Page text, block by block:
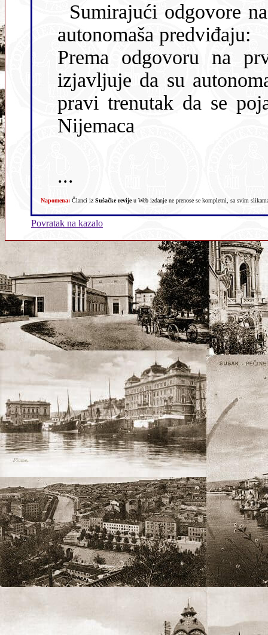
Sumirajući odgovore
autonomaša predviđaju:
Prema odgovoru na
izjavljuje da su
pravi trenutak da se
Nijemaca
...
Napomena: Članci iz Sušačke revijeu Web izdanje ne prenose se kompletni, sa svim
Povratak na kazalo